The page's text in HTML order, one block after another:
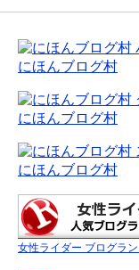
にほんブログ村
にほんブログ村
にほんブログ村
女性ライダー ブログラ